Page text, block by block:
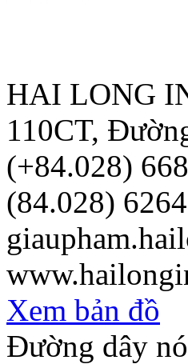
HAI LONG
110CT,
(+84.028)
(84.028)
Xem bản đồ
Đường dây